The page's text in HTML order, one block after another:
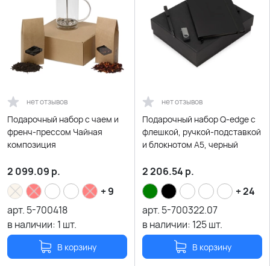
нет отзывов
Подарочный набор с чаем и
френч-прессом Чайная
композиция
2 099.09 р.
+ 9
арт. 5-700418
в наличии: 1 шт.
В корзину
нет отзывов
Подарочный набор Q-edge с
флешкой, ручкой-подставкой
и блокнотом А5, черный
2 206.54 р.
+ 24
арт. 5-700322.07
в наличии: 125шт.
В корзину